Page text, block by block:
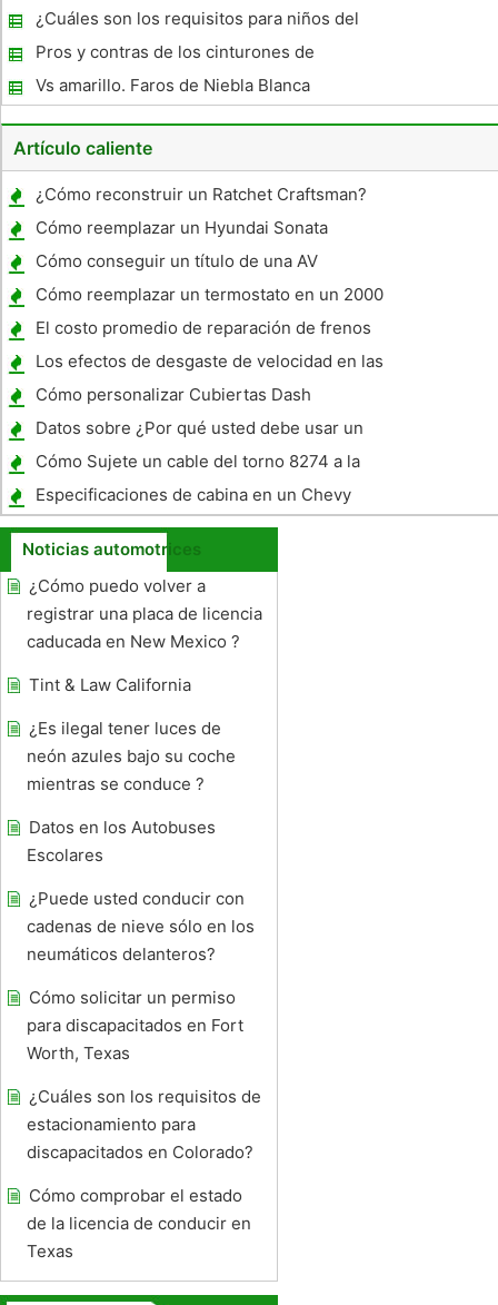
Hazmat en Ohio
¿Cuáles son los requisitos para niños del
asiento de coche en Texas?
Pros y contras de los cinturones de
seguridad
Vs amarillo. Faros de Niebla Blanca
Artículo caliente
¿Cómo reconstruir un Ratchet Craftsman?
Cómo reemplazar un Hyundai Sonata
Correa 2003
Cómo conseguir un título de una AV
Cómo reemplazar un termostato en un 2000
Dodge Caravan
El costo promedio de reparación de frenos
Los efectos de desgaste de velocidad en las
carreteras
Cómo personalizar Cubiertas Dash
Datos sobre ¿Por qué usted debe usar un
cinturón de seguridad
Cómo Sujete un cable del torno 8274 a la
Drum
Especificaciones de cabina en un Chevy
Truck 1993
Noticias automotrices
¿Cómo puedo volver a
registrar una placa de licencia
caducada en New Mexico ?
Tint & Law California
¿Es ilegal tener luces de
neón azules bajo su coche
mientras se conduce ?
Datos en los Autobuses
Escolares
¿Puede usted conducir con
cadenas de nieve sólo en los
neumáticos delanteros?
Cómo solicitar un permiso
para discapacitados en Fort
Worth, Texas
¿Cuáles son los requisitos de
estacionamiento para
discapacitados en Colorado?
Cómo comprobar el estado
de la licencia de conducir en
Texas